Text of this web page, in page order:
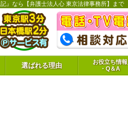
』なら【弁護士法人心 東京法律事務所】まで
選ばれる理由
お役立ち情報
・Q＆A